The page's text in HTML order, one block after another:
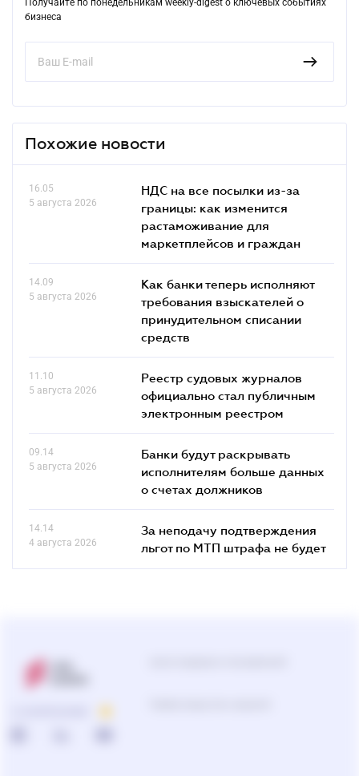
бизнеса
Похожие новости
16.05
5 августа 2026
НДС на все посылки из-за
границы: как изменится
растаможивание для
маркетплейсов и граждан
14.09
5 августа 2026
Как банки теперь исполняют
требования взыскателей о
принудительном списании
средств
11.10
5 августа 2026
Реестр судовых журналов
официально стал публичным
электронным реестром
09.14
5 августа 2026
Банки будут раскрывать
исполнителям больше данных
о счетах должников
14.14
4 августа 2026
За неподачу подтверждения
льгот по МТП штрафа не будет